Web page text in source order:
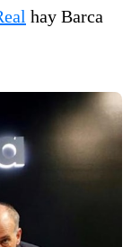
hay Barca